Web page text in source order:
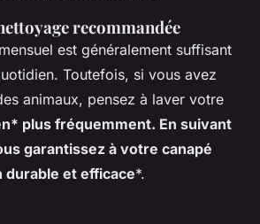
recommandée
est généralement suffisant
Toutefois, si vous avez
animaux, pensez à laver votre
plus fréquemment. En suivant
garantissez à votre canapé
durable et efficace*.